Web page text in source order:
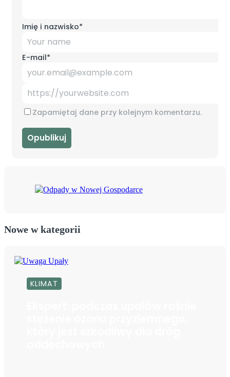
Imię i nazwisko*
E-mail*
Zapamiętaj dane przy kolejnym komentarzu.
Nowe w kategorii
KLIMAT